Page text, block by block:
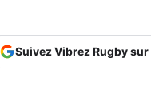
Suivez Vibrez Rugby